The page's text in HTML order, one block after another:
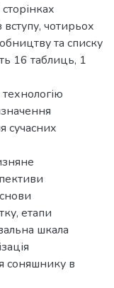
вступу, чотирьох
та списку
16 таблиць, 1
сучасних
етапи
шкала
соняшнику в